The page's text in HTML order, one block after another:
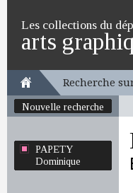
Les collections du
arts
Recherche
Nouvelle recherche
PAPETY
Dominique